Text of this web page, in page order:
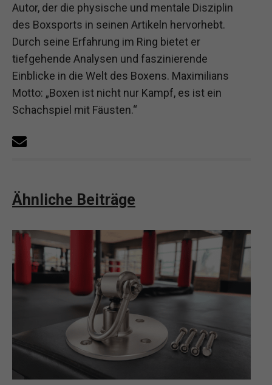
Autor, der die physische und mentale Disziplin
des Boxsports in seinen Artikeln hervorhebt.
Durch seine Erfahrung im Ring bietet er
tiefgehende Analysen und faszinierende
Einblicke in die Welt des Boxens. Maximilians
Motto: „Boxen ist nicht nur Kampf, es ist ein
Schachspiel mit Fäusten.“
Ähnliche Beiträge